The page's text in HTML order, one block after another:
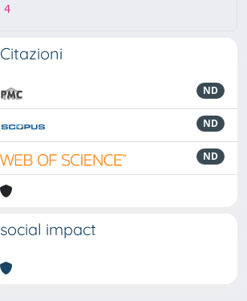
4
Citazioni
ND
ND
ND
social impact